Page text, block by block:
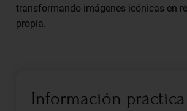
transformando imágenes icónicas en
propia.
Información práctica